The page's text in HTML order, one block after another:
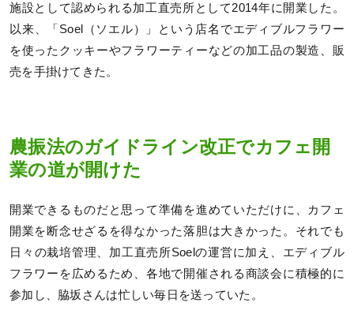
施設として認められる加工直売所として2014年に開業した。
以来、「Soel（ソエル）」という店名でエディブルフラワー
を使ったクッキーやフラワーティーなどの加工品の製造、販
売を手掛けてきた。
農振法のガイドライン改正でカフェ開
業の道が開けた
開業できるものだと思って準備を進めていただけに、カフェ
開業を断念せざるを得なかった落胆は大きかった。それでも
日々の栽培管理、加工直売所Soelの運営に加え、エディブル
フラワーを広めるため、各地で開催される商談会に積極的に
参加し、脇坂さんは忙しい毎日を送っていた。